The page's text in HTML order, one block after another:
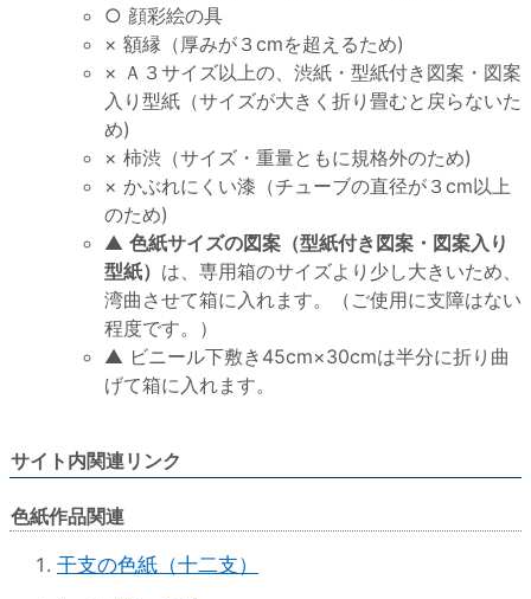
○ 顔彩絵の具
× 額縁（厚みが３cmを超えるため)
× Ａ３サイズ以上の、渋紙・型紙付き図案・図案
入り型紙（サイズが大きく折り畳むと戻らないた
め)
× 柿渋（サイズ・重量ともに規格外のため)
× かぶれにくい漆（チューブの直径が３cm以上
のため)
▲ 色紙サイズの図案（型紙付き図案・図案入り
型紙） は、専用箱のサイズより少し大きいため、
湾曲させて箱に入れます。（ご使用に支障はない
程度です。）
▲ ビニール下敷き45cm×30cmは半分に折り曲
げて箱に入れます。
サイト内関連リンク
色紙作品関連
干支の色紙（十二支）